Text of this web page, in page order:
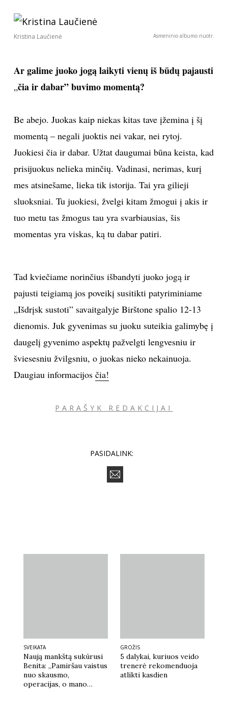
Kristina Laučienė Asmeninio albumo nuotr.
Ar galime juoko jogą laikyti vienų iš būdų pajausti
„čia ir dabar” buvimo momentą?
Be abejo. Juokas kaip niekas kitas tave įžemina į šį
momentą – negali juoktis nei vakar, nei rytoj.
Juokiesi čia ir dabar. Užtat daugumai būna keista, kad
prisijuokus nelieka minčių. Vadinasi, nerimas, kurį
mes atsinešame, lieka tik istorija. Tai yra gilieji
sluoksniai. Tu juokiesi, žvelgi kitam žmogui į akis ir
tuo metu tas žmogus tau yra svarbiausias, šis
momentas yra viskas, ką tu dabar patiri.
Tad kviečiame norinčius išbandyti juoko jogą ir
pajusti teigiamą jos poveikį susitikti patyriminiame
„Išdrįsk sustoti” savaitgalyje Birštone spalio 12-13
dienomis. Juk gyvenimas su juoku suteikia galimybę į
daugelį gyvenimo aspektų pažvelgti lengvesniu ir
šviesesniu žvilgsniu, o juokas nieko nekainuoja.
Daugiau informacijos čia!
PARAŠYK REDAKCIJAI
PASIDALINK:
SVEIKATA
Naują mankštą sukūrusi
Benita: „Pamiršau vaistus
nuo skausmo,
operacijas, o mano
GROŽIS
5 dalykai, kuriuos veido
trenerė rekomenduoja
atlikti kasdien